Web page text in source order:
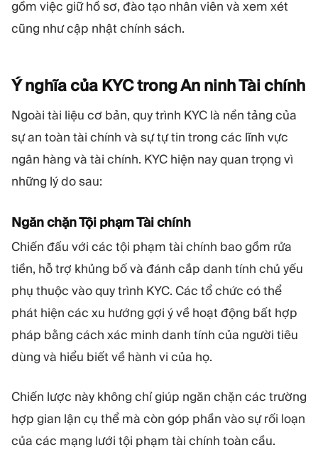
gồm việc giữ hồ sơ, đào tạo nhân viên và xem xét
cũng như cập nhật chính sách.
Ý nghĩa của KYC trong An ninh Tàichính
Ngoài tài liệu cơ bản, quy trình KYC là nền tảng của
sự an toàn tài chính và sự tự tin trong các lĩnh vực
ngân hàng và tài chính. KYC hiện nay quan trọng vì
những lý do sau:
Ngăn chặn Tội phạm Tài chính
Chiến đấu với các tội phạm tài chính bao gồm rửa
tiền, hỗ trợ khủng bố và đánh cắp danh tính chủ yếu
phụ thuộc vào quy trình KYC. Các tổ chức có thể
phát hiện các xu hướng gợi ý về hoạt động bất hợp
pháp bằng cách xác minh danh tính của người tiêu
dùng và hiểu biết về hành vi của họ.
Chiến lược này không chỉ giúp ngăn chặn các trường
hợp gian lận cụ thể mà còn góp phần vào sự rối loạn
của các mạng lưới tội phạm tài chính toàn cầu.